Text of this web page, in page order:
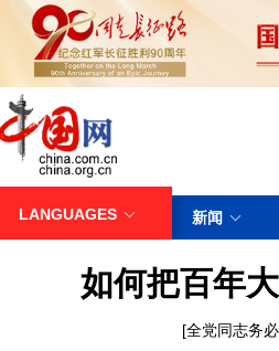
LANGUAGES 新闻
如何把百年
[全党同志务